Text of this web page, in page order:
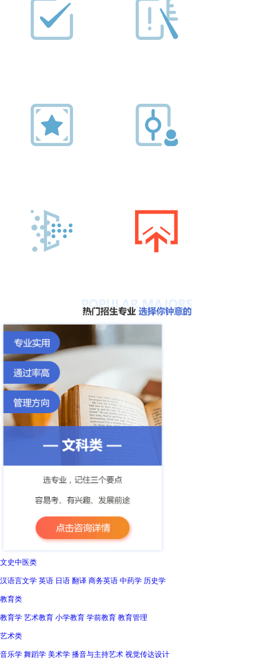
文史中医类
汉语言文学 英语 日语 翻译 商务英语 中药学 历史学
教育类
教育学 艺术教育 小学教育 学前教育 教育管理
艺术类
音乐学 舞蹈学 美术学 播音与主持艺术 视觉传达设计